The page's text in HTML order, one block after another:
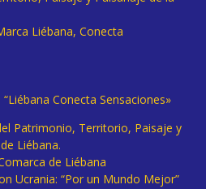
Liébana, Conecta
Conecta Sensaciones»
Patrimonio, Territorio, Paisaje y
Liébana.
de Liébana
Ucrania: “Por un Mundo Mejor”